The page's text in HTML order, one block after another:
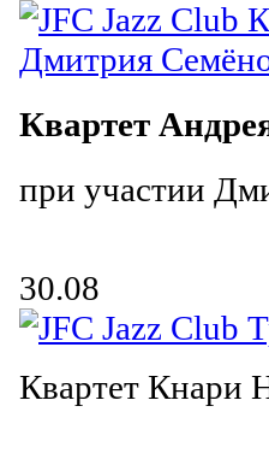
Квартет
при участии
30.08
Квартет Кнари